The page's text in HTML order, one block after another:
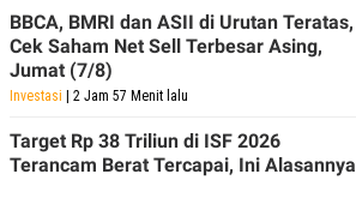
BBCA, BMRI dan ASII di Urutan Teratas,
Cek Saham Net Sell Terbesar Asing,
Jumat (7/8)
Investasi | 2 Jam 57 Menit lalu
Target Rp 38 Triliun di ISF 2026
Terancam Berat Tercapai, Ini Alasannya